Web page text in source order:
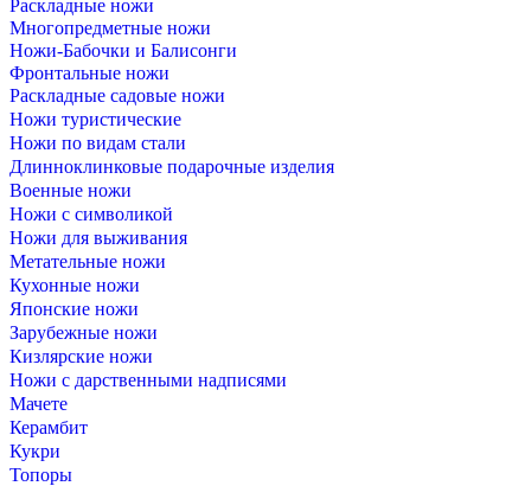
Раскладные ножи
Многопредметные ножи
Ножи-Бабочки и Балисонги
Фронтальные ножи
Раскладные садовые ножи
Ножи туристические
Ножи по видам стали
Длинноклинковые подарочные изделия
Военные ножи
Ножи с символикой
Ножи для выживания
Метательные ножи
Кухонные ножи
Японские ножи
Зарубежные ножи
Кизлярские ножи
Ножи с дарственными надписями
Мачете
Керамбит
Кукри
Топоры